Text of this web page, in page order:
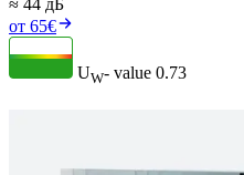
от 65€
UW- value 0.73